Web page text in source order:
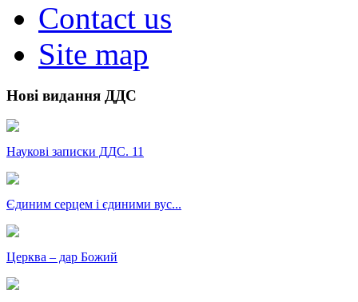
Contact us
Site map
Нові видання ДДС
Наукові записки ДДС. 11
Єдиним серцем і єдиними вус...
Церква – дар Божий